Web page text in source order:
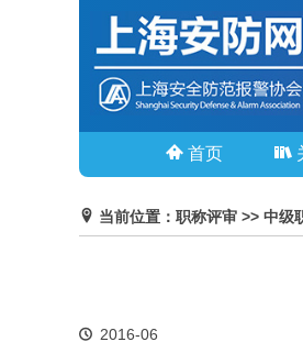
首页
当前位置：职称评审 >> 中级
2016-06